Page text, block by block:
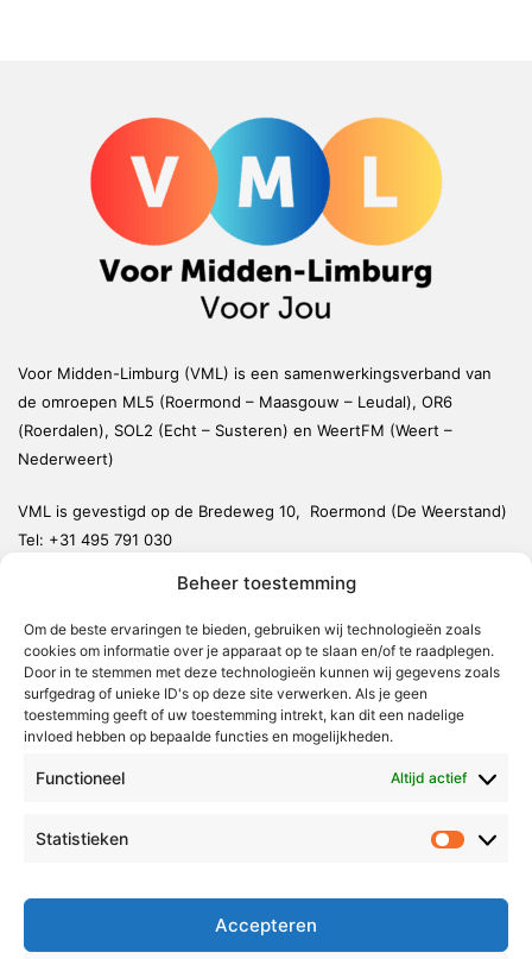
Beheer toestemming
Om de beste ervaringen te bieden, gebruiken wij technologieën zoals
cookies om informatie over je apparaat op te slaan en/of te raadplegen.
Door in te stemmen met deze technologieën kunnen wij gegevens zoals
surfgedrag of unieke ID's op deze site verwerken. Als je geen
toestemming geeft of uw toestemming intrekt, kan dit een nadelige
invloed hebben op bepaalde functies en mogelijkheden.
Functioneel Altijd actief
Statistieken
Accepteren
Voor Midden-Limburg (VML) is een samenwerkingsverband van
de omroepen ML5 (Roermond – Maasgouw – Leudal), OR6
(Roerdalen), SOL2 (Echt – Susteren) en WeertFM (Weert –
Nederweert)
VML is gevestigd op de Bredeweg 10, Roermond (De Weerstand)
Tel: +31 495 791 030
Weert
Nederweert
Leudal
Maasgouw
Echt-Susteren
Roermond
Radio & TV